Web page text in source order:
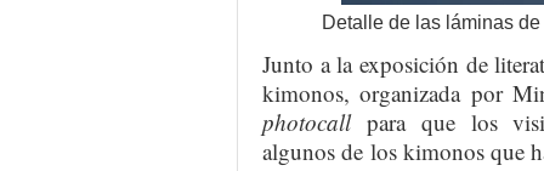
Detalle de las láminas
Junto a la exposición de
kimonos, organizada por
photocallpara que los
algunos de los kimonos que